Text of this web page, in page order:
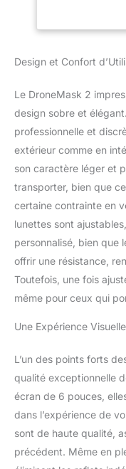
Design et Confort
Le DroneMask 2
design sobre et
professionnelle et
extérieur comme en
son caractère léger et
transporter, bien que
certaine contrainte en
lunettes sont
personnalisé, bien que
offrir une résistance,
Toutefois, une fois
même pour ceux qui
Une Expérience
L’un des points forts
qualité exceptionnelle
écran de 6 pouces,
dans l’expérience de
sont de haute qualité,
précédent. Même en